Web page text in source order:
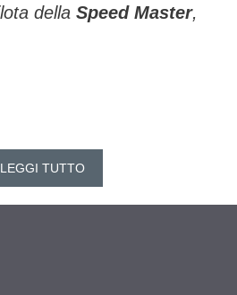
della Speed Master,
TUTTO